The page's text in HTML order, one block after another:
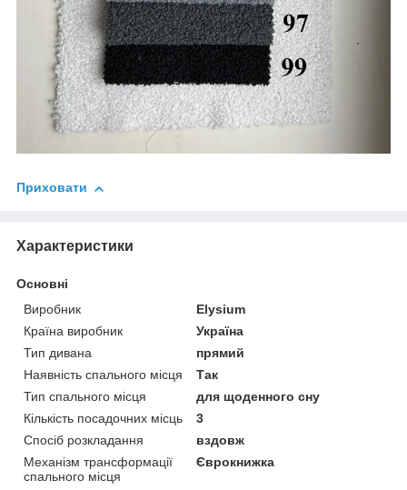
Приховати
Характеристики
Основні
Виробник
Elysium
Країна виробник
Україна
Тип дивана
прямий
Наявність спального місця
Так
Тип спального місця
для щоденного сну
Кількість посадочних місць
3
Спосіб розкладання
вздовж
Механізм трансформації
спального місця
Єврокнижка